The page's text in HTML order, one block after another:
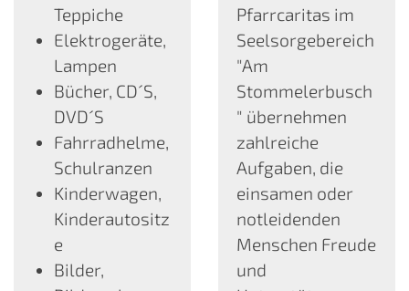
Teppiche
Elektrogeräte,
Lampen
Bücher, CD´S,
DVD´S
Fahrradhelme,
Schulranzen
Kinderwagen,
Kinderautositz
e
Bilder,
Pfarrcaritas im
Seelsorgebereich
"Am
Stommelerbusch
" übernehmen
zahlreiche
Aufgaben, die
einsamen oder
notleidenden
Menschen Freude
und